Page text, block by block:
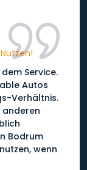
Ayşe
Es ist
so großes,